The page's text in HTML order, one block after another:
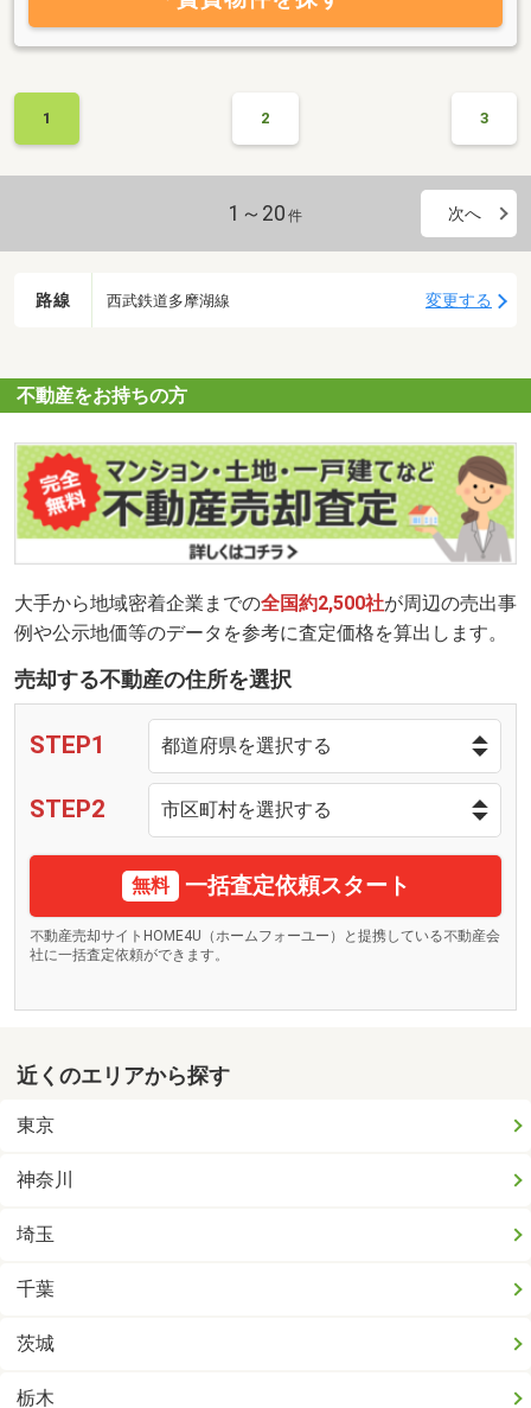
組んでいます。もちろんお急ぎのお部屋探しもお任せください！お
引越し・新生活は長い人生の中で、それぞれ岐路になるタイミング
が多いものです。私どもはそういったタイミングで少しでも、皆様
す！「まだ具体的でなくても、とりあえず相談してみたい」そんな
思いがありましたら、お気軽にご相談ください！オンラインでのご
相談なども受付可能です。皆さまからのお問い合わせ・ご相談をス
タッフ一同、心よりお待ちしております。
1 2 3
1～20 件 次へ
路線 西武鉄道多摩湖線 変更する
不動産をお持ちの方
大手から地域密着企業までの全国約2,500社が周辺の売出事
例や公示地価等のデータを参考に査定価格を算出します。
売却する不動産の住所を選択
STEP1
STEP2
無料 一括査定依頼スタート
不動産売却サイトHOME4U（ホームフォーユー）と提携している不動産会
社に一括査定依頼ができます。
近くのエリアから探す
東京
神奈川
埼玉
千葉
茨城
栃木